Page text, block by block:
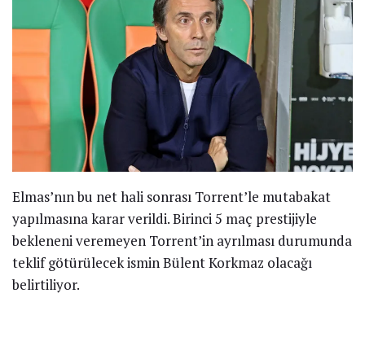
Elmas’nın bu net hali sonrası Torrent’le mutabakat
yapılmasına karar verildi. Birinci 5 maç prestijiyle
bekleneni veremeyen Torrent’in ayrılması durumunda
teklif götürülecek ismin Bülent Korkmaz olacağı
belirtiliyor.